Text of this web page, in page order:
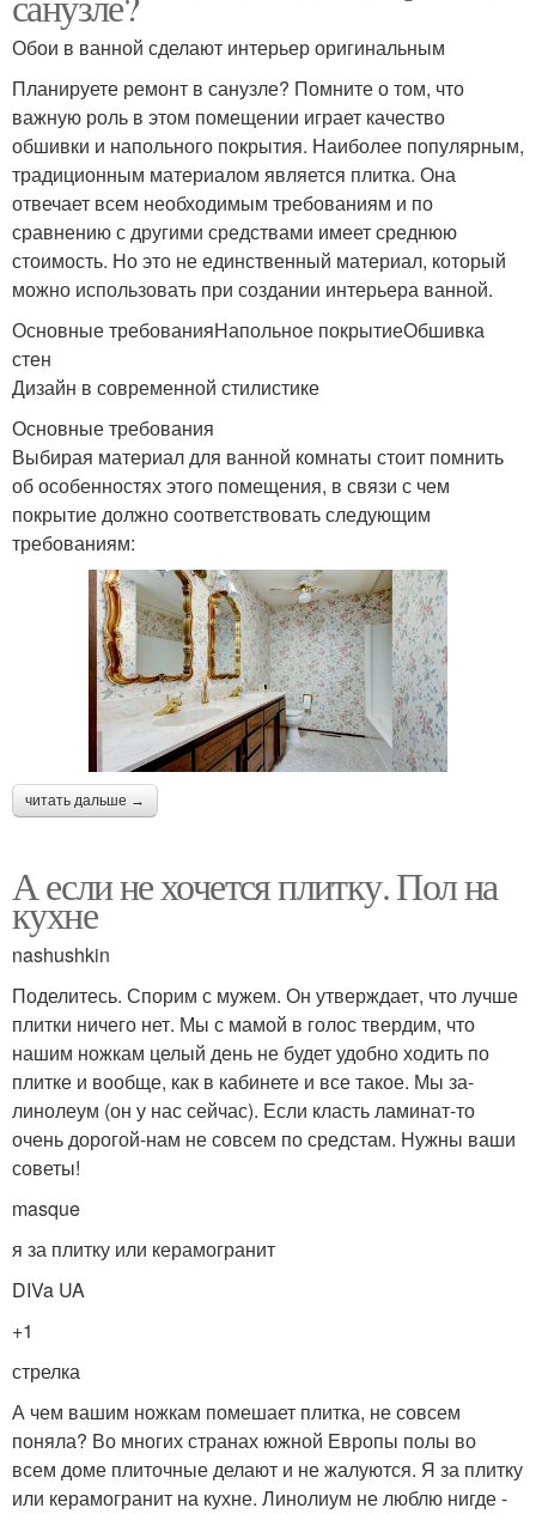
Обои в ванной сделают интерьер оригинальным
Планируете ремонт в санузле? Помните о том, что
важную роль в этом помещении играет качество
обшивки и напольного покрытия. Наиболее популярным,
традиционным материалом является плитка. Она
отвечает всем необходимым требованиям и по
сравнению с другими средствами имеет среднюю
стоимость. Но это не единственный материал, который
можно использовать при создании интерьера ванной.
Основные требованияНапольное покрытиеОбшивка
стен
Дизайн в современной стилистике
Основные требования
Выбирая материал для ванной комнаты стоит помнить
об особенностях этого помещения, в связи с чем
покрытие должно соответствовать следующим
требованиям:
читать дальше →
А если не хочется плитку. Пол на
кухне
nashushkin
Поделитесь. Спорим с мужем. Он утверждает, что лучше
плитки ничего нет. Мы с мамой в голос твердим, что
нашим ножкам целый день не будет удобно ходить по
плитке и вообще, как в кабинете и все такое. Мы за-
линолеум (он у нас сейчас). Если класть ламинат-то
очень дорогой-нам не совсем по средстам. Нужны ваши
советы!
masque
я за плитку или керамогранит
DIVa UA
+1
стрелка
А чем вашим ножкам помешает плитка, не совсем
поняла? Во многих странах южной Европы полы во
всем доме плиточные делают и не жалуются. Я за плитку
или керамогранит на кухне. Линолиум не люблю нигде -